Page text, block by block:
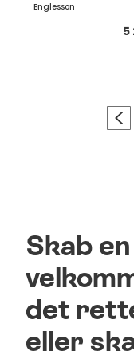
Englesson
5
Skab
det
eller